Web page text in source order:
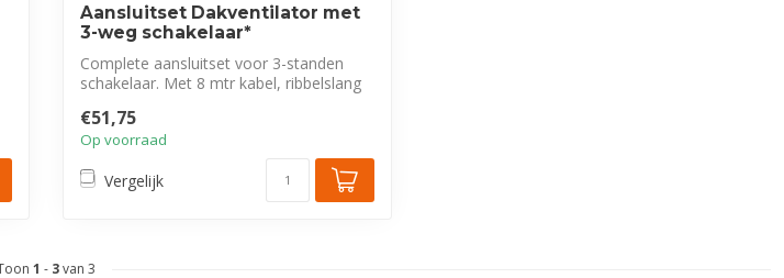
Aansluitset Dakventilator met
3-weg schakelaar*
Complete aansluitset voor 3-standen
schakelaar. Met 8 mtr kabel, ribbelslang
€51,75
Op voorraad
Vergelijk
1 - 3van 3